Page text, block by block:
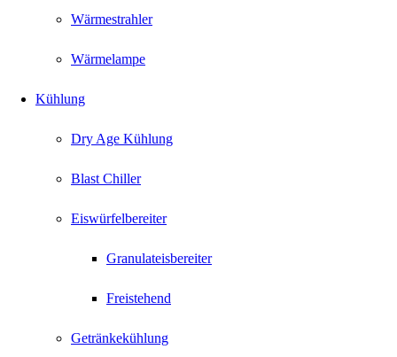
Wärmestrahler
Wärmelampe
Kühlung
Dry Age Kühlung
Blast Chiller
Eiswürfelbereiter
Granulateisbereiter
Freistehend
Getränkekühlung